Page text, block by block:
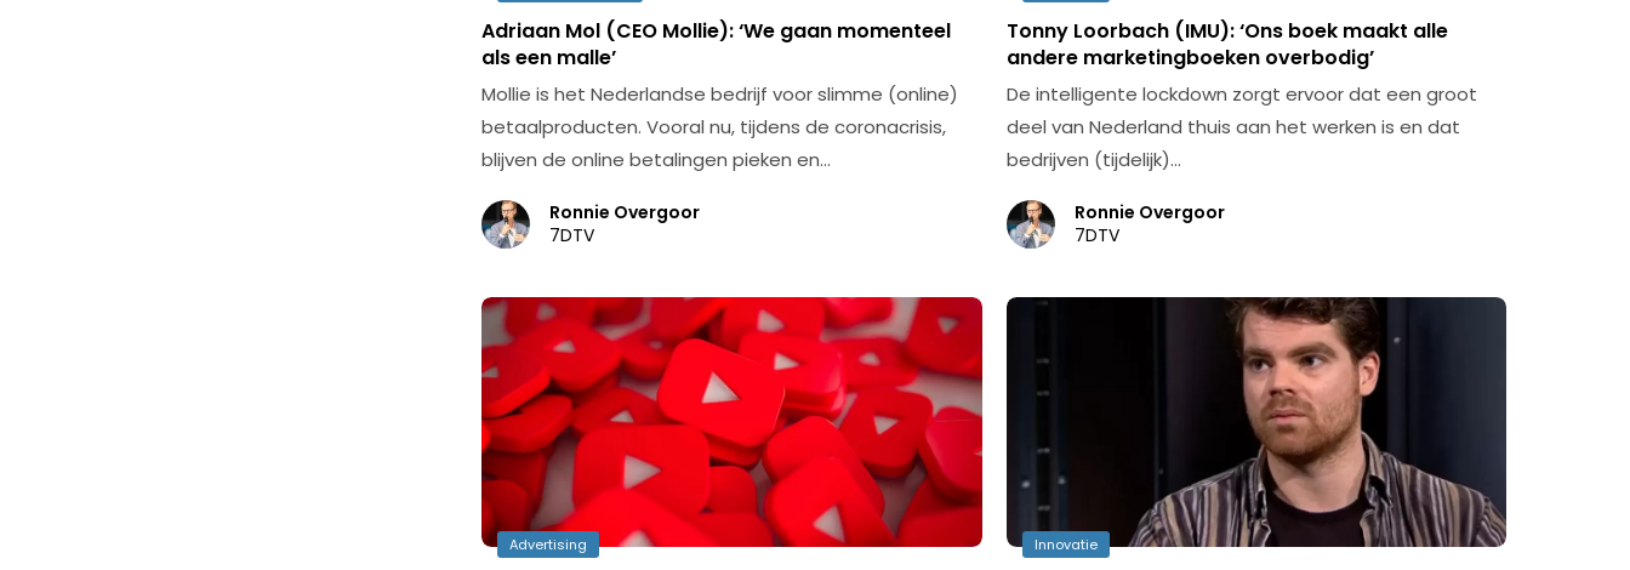
Adriaan Mol (CEO Mollie): ‘We gaan momenteel
als een malle’
Mollie is het Nederlandse bedrijf voor slimme (online)
betaalproducten. Vooral nu, tijdens de coronacrisis,
blijven de online betalingen pieken en…
Ronnie Overgoor
7DTV
Tonny Loorbach (IMU): ‘Ons boek maakt alle
andere marketingboeken overbodig’
De intelligente lockdown zorgt ervoor dat een groot
deel van Nederland thuis aan het werken is en dat
bedrijven (tijdelijk)…
Ronnie Overgoor
7DTV
Advertising Innovatie